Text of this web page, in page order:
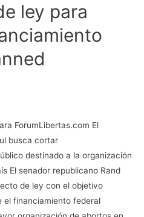
ley para
ForumLibertas.com El
busca cortar
destinado a la organización
El senador republicano Rand
de ley con el objetivo
el financiamiento federal